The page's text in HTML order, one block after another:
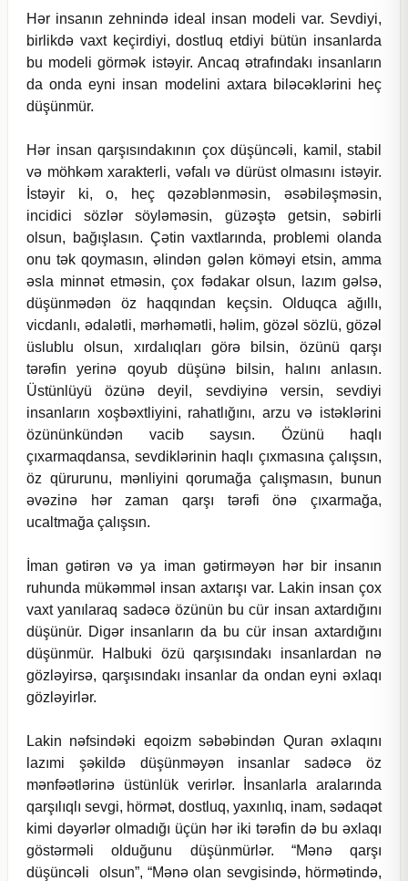
Hər insanın zehnində ideal insan modeli var. Sevdiyi,
birlikdə vaxt keçirdiyi, dostluq etdiyi bütün insanlarda
bu modeli görmək istəyir. Ancaq ətrafındakı insanların
da onda eyni insan modelini axtara biləcəklərini heç
düşünmür.
Hər insan qarşısındakının çox düşüncəli, kamil, stabil
və möhkəm xarakterli, vəfalı və dürüst olmasını istəyir.
İstəyir ki, o, heç qəzəblənməsin, əsəbiləşməsin,
incidici sözlər söyləməsin, güzəştə getsin, səbirli
olsun, bağışlasın. Çətin vaxtlarında, problemi olanda
onu tək qoymasın, əlindən gələn köməyi etsin, amma
əsla minnət etməsin, çox fədakar olsun, lazım gəlsə,
düşünmədən öz haqqından keçsin. Olduqca ağıllı,
vicdanlı, ədalətli, mərhəmətli, həlim, gözəl sözlü, gözəl
üslublu olsun, xırdalıqları görə bilsin, özünü qarşı
tərəfin yerinə qoyub düşünə bilsin, halını anlasın.
Üstünlüyü özünə deyil, sevdiyinə versin, sevdiyi
insanların xoşbəxtliyini, rahatlığını, arzu və istəklərini
özününkündən vacib saysın. Özünü haqlı
çıxarmaqdansa, sevdiklərinin haqlı çıxmasına çalışsın,
öz qürurunu, mənliyini qorumağa çalışmasın, bunun
əvəzinə hər zaman qarşı tərəfi önə çıxarmağa,
ucaltmağa çalışsın.
İman gətirən və ya iman gətirməyən hər bir insanın
ruhunda mükəmməl insan axtarışı var. Lakin insan çox
vaxt yanılaraq sadəcə özünün bu cür insan axtardığını
düşünür. Digər insanların da bu cür insan axtardığını
düşünmür. Halbuki özü qarşısındakı insanlardan nə
gözləyirsə, qarşısındakı insanlar da ondan eyni əxlaqı
gözləyirlər.
Lakin nəfsindəki eqoizm səbəbindən Quran əxlaqını
lazımi şəkildə düşünməyən insanlar sadəcə öz
mənfəətlərinə üstünlük verirlər. İnsanlarla aralarında
qarşılıqlı sevgi, hörmət, dostluq, yaxınlıq, inam, sədaqət
kimi dəyərlər olmadığı üçün hər iki tərəfin də bu əxlaqı
göstərməli olduğunu düşünmürlər. “Mənə qarşı
düşüncəli olsun”, “Mənə olan sevgisində, hörmətində,